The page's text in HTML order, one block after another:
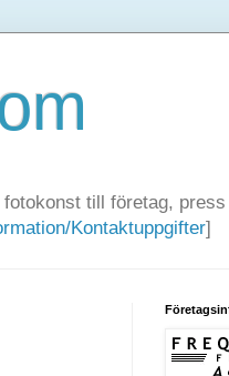
till företag,
Kontaktuppgifter]